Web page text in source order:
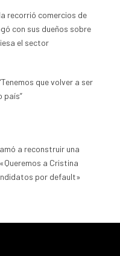
recorrió comercios de
con sus dueños sobre
el sector
que volver a ser
país”
a reconstruir una
a Cristina
por default»